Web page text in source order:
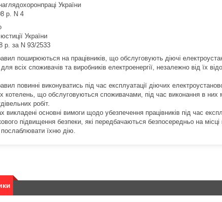
України
р. N 4
України
р. за N 93/2533
поширюються на працівників, що обслуговують діючі
всіх споживачів та виробників електроенергії, незалежно від їх
повинні виконуватись під час експлуатації діючих
котелень, що обслуговуються споживачами, під час виконання в них
робіт.
викладені основні вимоги щодо убезпечення працівників під час
підвищення безпеки, які передбачаються безпосередньо на
їхню дію.